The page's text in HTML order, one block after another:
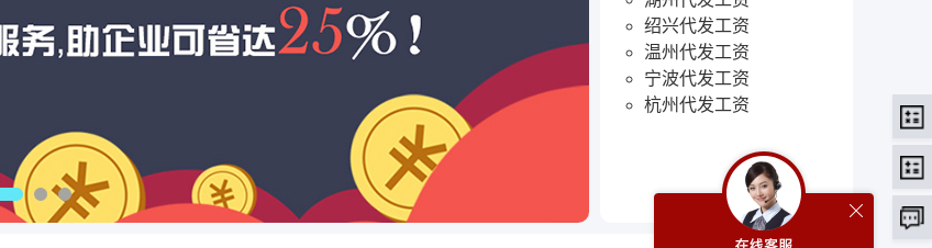
绍兴代发工资
温州代发工资
宁波代发工资
杭州代发工资